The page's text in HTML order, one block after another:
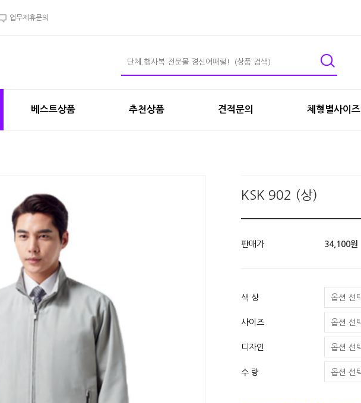
업무제휴문의
베스트상품 추천상품 견적문의 체형별사이즈
KSK 902 (상)
판매가 34,100원
색 상
사이즈
디자인
수 량